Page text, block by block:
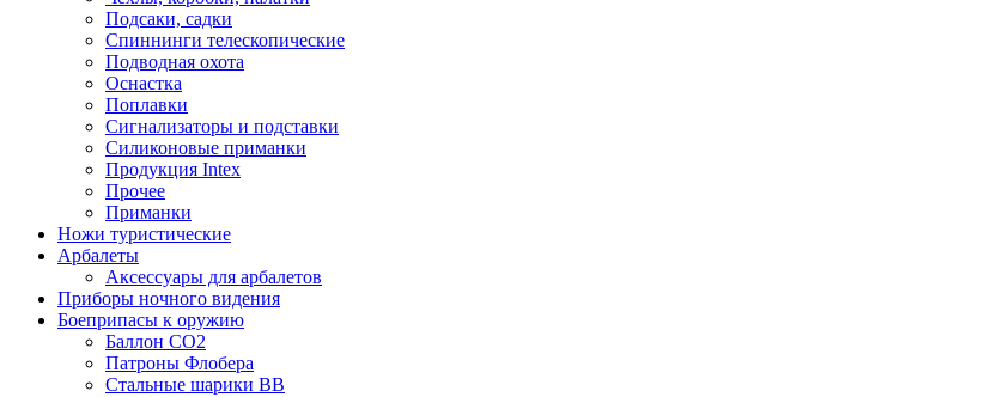
Подсаки, садки
Спиннинги телескопические
Подводная охота
Оснастка
Поплавки
Сигнализаторы и подставки
Силиконовые приманки
Продукция Intex
Прочее
Приманки
Ножи туристические
Арбалеты
Аксессуары для арбалетов
Приборы ночного видения
Боеприпасы к оружию
Баллон CO2
Патроны Флобера
Стальные шарики ВВ